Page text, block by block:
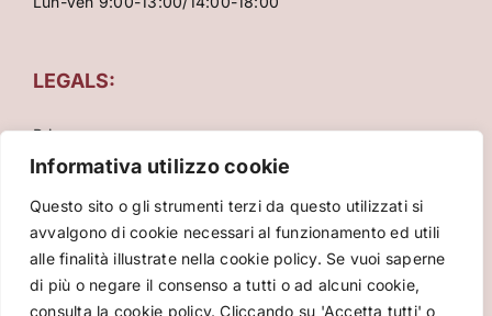
Informativa utilizzo cookie
Questo sito o gli strumenti terzi da questo utilizzati si
avvalgono di cookie necessari al funzionamento ed utili
alle finalità illustrate nella cookie policy. Se vuoi saperne
di più o negare il consenso a tutti o ad alcuni cookie,
consulta la cookie policy. Cliccando su 'Accetta tutti' o
LEGALS:
Privacy
Condizioni Generali